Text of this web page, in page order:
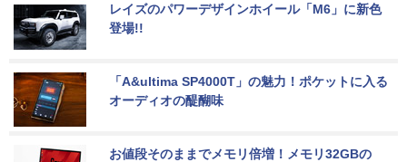
レイズのパワーデザインホイール「M6」に新色
登場!!
「A&ultima SP4000T」の魅力！ポケットに入る
オーディオの醍醐味
お値段そのままでメモリ倍増！メモリ32GBの